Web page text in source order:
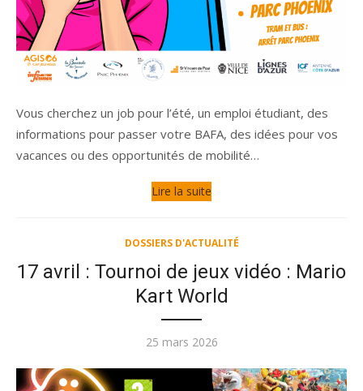
Vous cherchez un job pour l’été, un emploi étudiant, des
informations pour passer votre BAFA, des idées pour vos
vacances ou des opportunités de mobilité…
Lire la suite
DOSSIERS D'ACTUALITÉ
17 avril : Tournoi de jeux vidéo : Mario
Kart World
Publié
25 mars 2026